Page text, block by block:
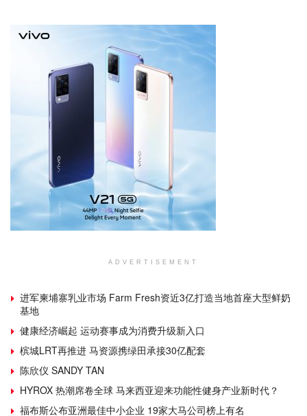
ADVERTISEMENT
进军柬埔寨乳业市场 Farm Fresh资近3亿打造当地首座大型鲜奶
基地
健康经济崛起 运动赛事成为消费升级新入口
槟城LRT再推进 马资源携绿田承接30亿配套
陈欣仪 SANDY TAN
HYROX 热潮席卷全球 马来西亚迎来功能性健身产业新时代？
福布斯公布亚洲最佳中小企业 19家大马公司榜上有名